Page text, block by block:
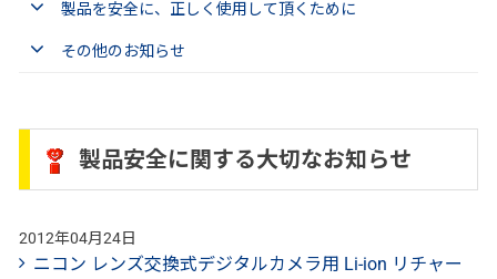
製品を安全に、正しく使用して頂くために
その他のお知らせ
製品安全に関する大切なお知らせ
2012年04月24日
ニコン レンズ交換式デジタルカメラ用 Li-ion リチャー